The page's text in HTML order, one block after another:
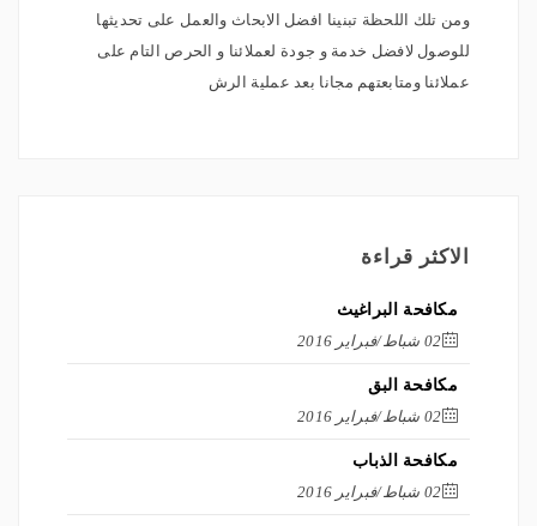
ومن تلك اللحظة تبنينا افضل الابحاث والعمل على تحديثها
للوصول لافضل خدمة و جودة لعملائنا و الحرص التام على
عملائنا ومتابعتهم مجانا بعد عملية الرش
الاكثر قراءة
مكافحة البراغيث
02 شباط/فبراير 2016
مكافحة البق
02 شباط/فبراير 2016
مكافحة الذباب
02 شباط/فبراير 2016